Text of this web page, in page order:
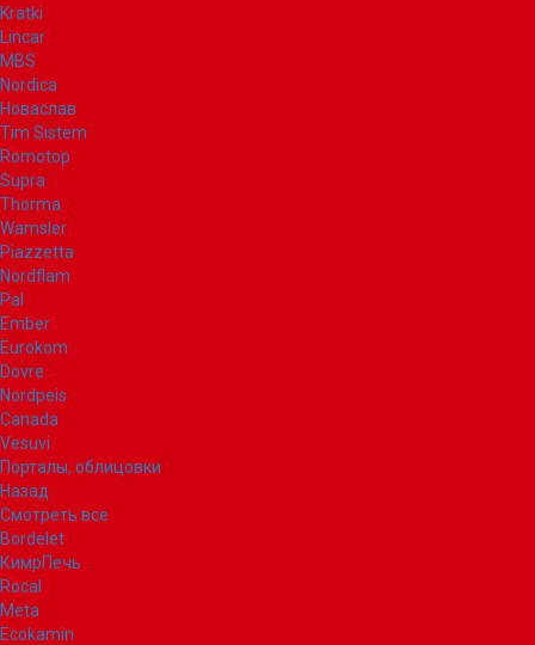
Kratki
Lincar
MBS
Nordica
Новаслав
Tim Sistem
Romotop
Supra
Thorma
Wamsler
Piazzetta
Nordflam
Pal
Ember
Eurokom
Dovre
Nordpeis
Canada
Vesuvi
Порталы, облицовки
Назад
Смотреть все
Bordelet
КимрПечь
Rocal
Meta
Ecokamin